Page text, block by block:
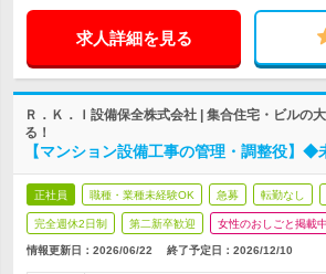
求人詳細を見る
Ｒ．Ｋ．Ｉ設備保全株式会社 | 集合住宅・ビルの
る！
【マンション設備工事の管理・調整役】
正社員 職種・業種未経験OK 急募 転勤なし
完全週休2日制 第二新卒歓迎 女性のおしごと掲載中
情報更新日：2026/06/22 終了予定日： 2026/12/10